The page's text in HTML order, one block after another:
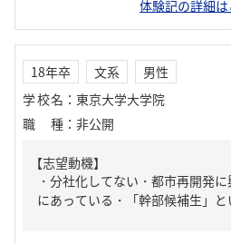
体験記の詳細は
18年卒 文系
男性
学校名 ： 東京大学大学院
職種 ： 非公開
【志望動機】
・分社化してない・都市再開発
にあっている・「幹部候補生」